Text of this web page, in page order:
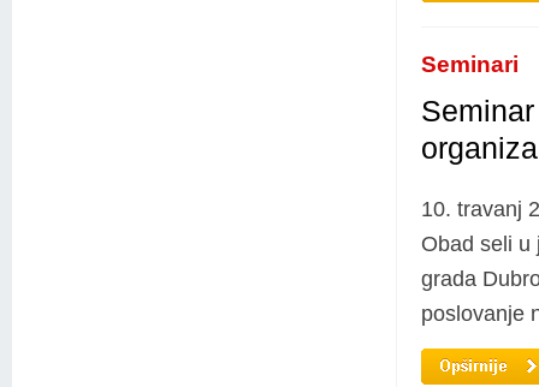
Seminari
10. travanj
Obad seli u
grada
poslovanje